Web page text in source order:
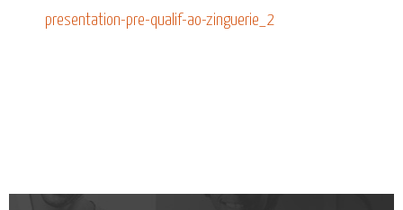
presentation-pre-qualif-ao-zinguerie_2